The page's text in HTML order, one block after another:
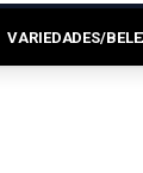
VARIEDADES/